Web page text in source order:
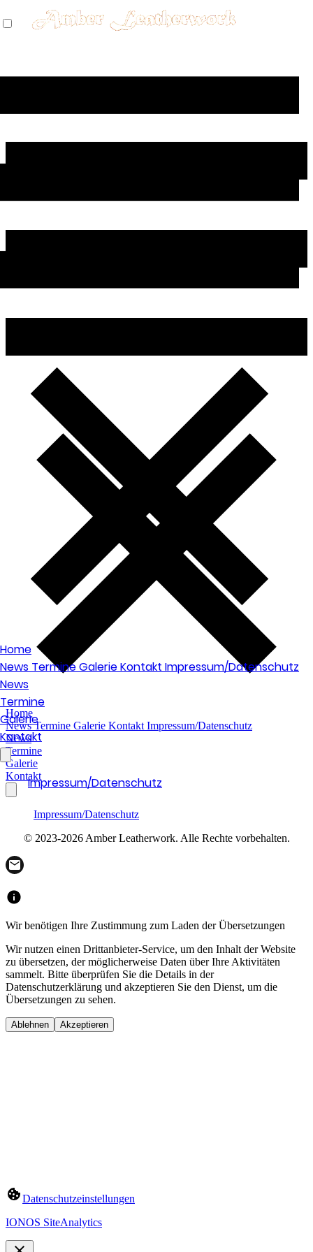
Home
News TermineGalerieKontakt Impressum/Datenschutz
News
Termine
Galerie
Kontakt
Impressum/Datenschutz
Home
NewsTermine Galerie Kontakt Impressum/Datenschutz
News
Termine
Galerie
Kontakt
Impressum/Datenschutz
© 2023-2026 Amber Leatherwork. Alle Rechte vorbehalten.
Wir benötigen Ihre Zustimmung zum Laden der Übersetzungen
Wir nutzen einen Drittanbieter-Service, um den Inhalt der Website
zu übersetzen, der möglicherweise Daten über Ihre Aktivitäten
sammelt. Bitte überprüfen Sie die Details in der
Datenschutzerklärung und akzeptieren Sie den Dienst, um die
Übersetzungen zu sehen.
Ablehnen Akzeptieren
Datenschutzeinstellungen
IONOS SiteAnalytics